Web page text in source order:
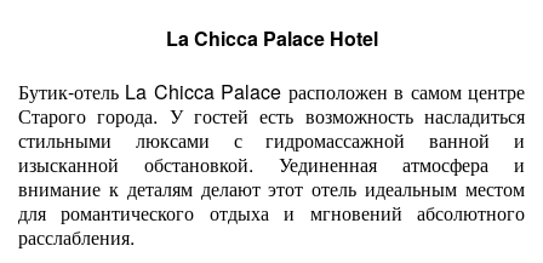
La Chicca Palace Hotel
Бутик-отель La Chicca Palace расположен в самом центре
Старого города. У гостей есть возможность насладиться
стильными люксами с гидромассажной ванной и
изысканной обстановкой. Уединенная атмосфера и
внимание к деталям делают этот отель идеальным местом
для романтического отдыха и мгновений абсолютного
расслабления.